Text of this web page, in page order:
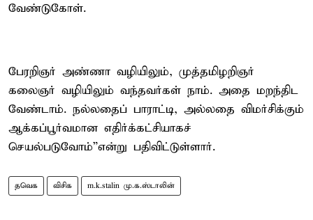
வேண்டுகோள்.
பேரறிஞர் அண்ணா வழியிலும், முத்தமிழறிஞர்
கலைஞர் வழியிலும் வந்தவர்கள் நாம். அதை மறந்திட
வேண்டாம். நல்லதைப் பாராட்டி, அல்லதை விமர்சிக்கும்
ஆக்கப்பூர்வமான எதிர்க்கட்சியாகச்
செயல்படுவோம்”என்று பதிவிட்டுள்ளார்.
தவெக விசிக m.k.stalin மு.க.ஸ்டாலின்